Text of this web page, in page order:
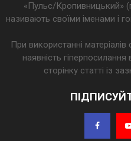
«Пульс/Кропивницький»
називають своїми іменами і
При використанні
наявність
сторінку статті із